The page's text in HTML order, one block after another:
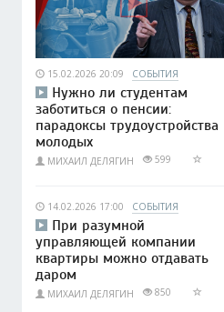
15.02.2026 20:09 СОБЫТИЯ
Нужно ли студентам
заботиться о пенсии:
парадоксы трудоустройства
молодых
МИХАИЛ ДЕЛЯГИН 599
14.02.2026 17:00 СОБЫТИЯ
При разумной
управляющей компании
квартиры можно отдавать
даром
МИХАИЛ ДЕЛЯГИН 850